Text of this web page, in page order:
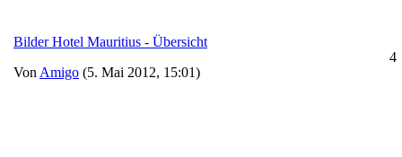
Bilder Hotel Mauritius - Übersicht
Von Amigo (5. Mai 2012, 15:01)
4